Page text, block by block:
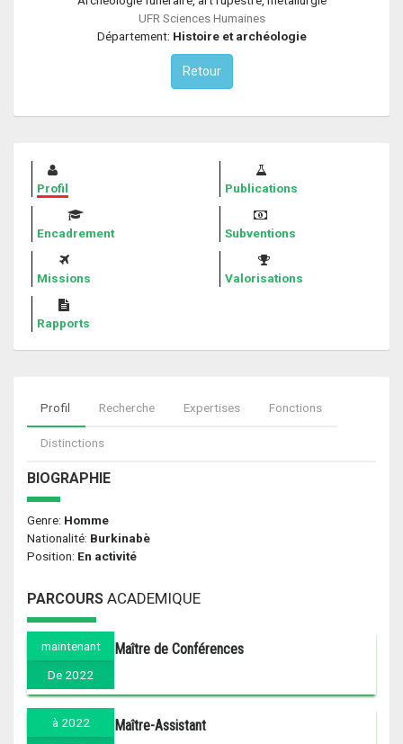
UFR Sciences Humaines
Département: Histoire et archéologie
Retour
Profil Publications
Encadrement Subventions
Missions Valorisations
Rapports
Profil Recherche Expertises Fonctions
Distinctions
BIOGRAPHIE
Genre: Homme
Nationalité: Burkinabè
Position: En activité
PARCOURS ACADEMIQUE
maintenant
De 2022
Maître de Conférences
à 2022
Maître-Assistant